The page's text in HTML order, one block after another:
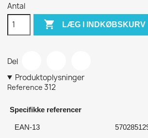
Antal
 LÆG I INDKØBSKURV
Del
Produktoplysninger
Reference 312
Specifikke referencer
EAN-13